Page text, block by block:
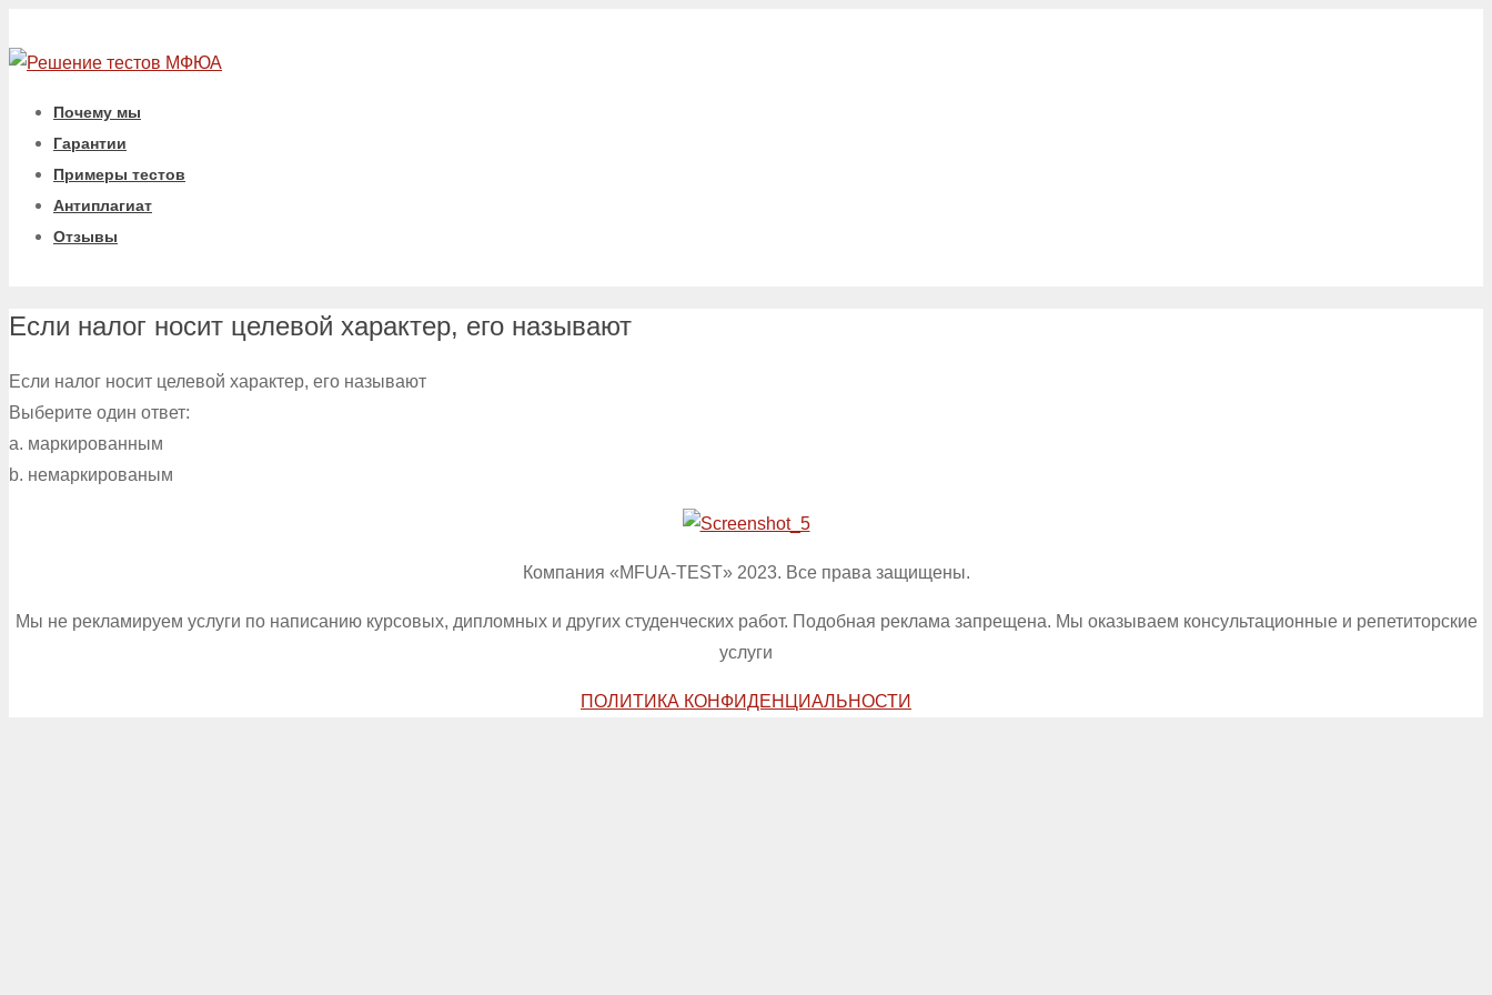
Почему мы
Гарантии
Примеры тестов
Антиплагиат
Отзывы
Если налог носит целевой характер, его называют
Если налог носит целевой характер, его называют
Выберите один ответ:
a. маркированным
b. немаркированым
Компания «MFUA-TEST» 2023. Все права защищены.
Мы не рекламируем услуги по написанию курсовых, дипломных и других студенческих работ. Подобная реклама запрещена. Мы оказываем консультационные и репетиторские
услуги
ПОЛИТИКА КОНФИДЕНЦИАЛЬНОСТИ